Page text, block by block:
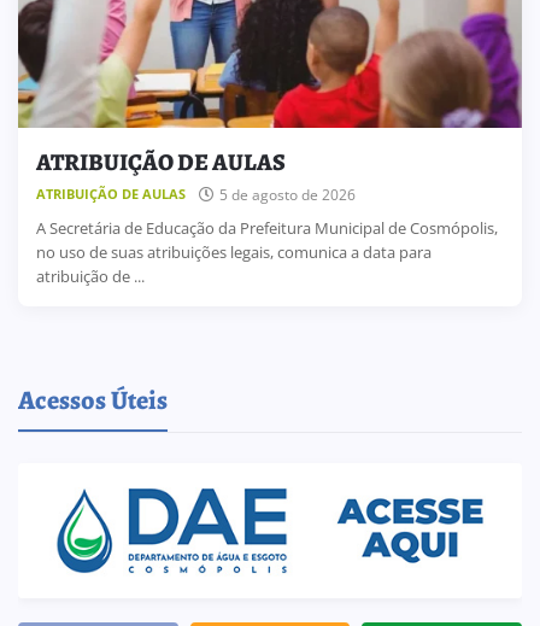
ATRIBUIÇÃO DE AULAS
ATRIBUIÇÃO DE AULAS 5 de agosto de 2026
A Secretária de Educação da Prefeitura Municipal de Cosmópolis,
no uso de suas atribuições legais, comunica a data para
atribuição de ...
Acessos Úteis